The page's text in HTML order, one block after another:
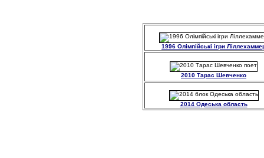
1996 Олімпійські ігри
2010 Тарас Шевченко
2014 Одеська область